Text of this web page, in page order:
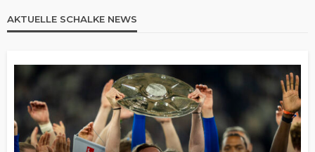
AKTUELLE SCHALKE NEWS